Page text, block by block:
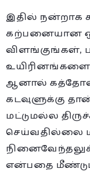
இதில் நன்றாக
கற்பனையான
விளங்குங்கள்,
உயிரினங்களை
ஆனால்
கடவுளுக்கு
மட்டுமல்ல
செய்வதில்லை
என்பதை